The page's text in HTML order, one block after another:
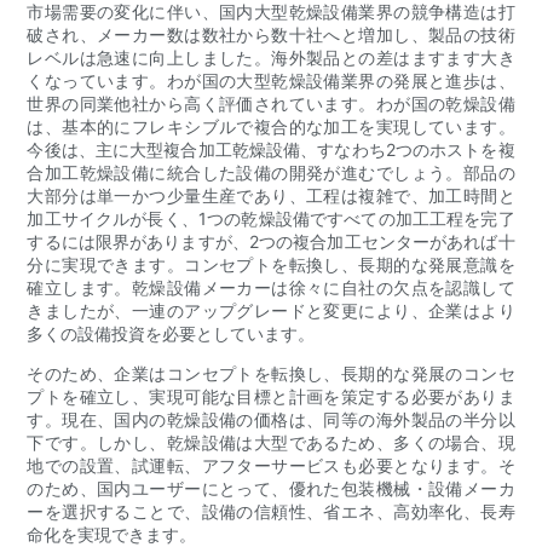
市場需要の変化に伴い、国内大型乾燥設備業界の競争構造は打
破され、メーカー数は数社から数十社へと増加し、製品の技術
レベルは急速に向上しました。海外製品との差はますます大き
くなっています。わが国の大型乾燥設備業界の発展と進歩は、
世界の同業他社から高く評価されています。わが国の乾燥設備
は、基本的にフレキシブルで複合的な加工を実現しています。
今後は、主に大型複合加工乾燥設備、すなわち2つのホストを複
合加工乾燥設備に統合した設備の開発が進むでしょう。部品の
大部分は単一かつ少量生産であり、工程は複雑で、加工時間と
加工サイクルが長く、1つの乾燥設備ですべての加工工程を完了
するには限界がありますが、2つの複合加工センターがあれば十
分に実現できます。コンセプトを転換し、長期的な発展意識を
確立します。乾燥設備メーカーは徐々に自社の欠点を認識して
きましたが、一連のアップグレードと変更により、企業はより
多くの設備投資を必要としています。
そのため、企業はコンセプトを転換し、長期的な発展のコンセ
プトを確立し、実現可能な目標と計画を策定する必要がありま
す。現在、国内の乾燥設備の価格は、同等の海外製品の半分以
下です。しかし、乾燥設備は大型であるため、多くの場合、現
地での設置、試運転、アフターサービスも必要となります。そ
のため、国内ユーザーにとって、優れた包装機械・設備メーカ
ーを選択することで、設備の信頼性、省エネ、高効率化、長寿
命化を実現できます。